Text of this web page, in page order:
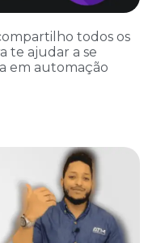
todos os
te ajudar a se
em automação